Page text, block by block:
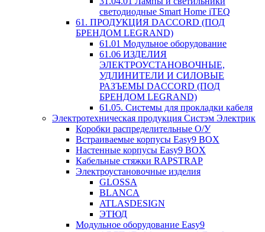
светодиодные Smart Home iTEQ
61. ПРОДУКЦИЯ DACCORD (ПОД
БРЕНДОМ LEGRAND)
61.01 Модульное оборудование
61.06 ИЗДЕЛИЯ
ЭЛЕКТРОУСТАНОВОЧНЫЕ,
УДЛИНИТЕЛИ И СИЛОВЫЕ
РАЗЪЕМЫ DACCORD (ПОД
БРЕНДОМ LEGRAND)
61.05. Системы для прокладки кабеля
Электротехническая продукция Систэм Электрик
Коробки распределительные О/У
Встраиваемые корпусы Easy9 BOX
Настенные корпусы Easy9 BOX
Кабельные стяжки RAPSTRAP
Электроустановочные изделия
GLOSSA
BLANCA
ATLASDESIGN
ЭТЮД
Модульное оборудование Easy9